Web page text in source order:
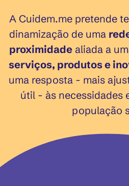
A Cuidem.me pretende
dinamização de uma
proximidade aliada a
serviços, produtos e
uma resposta - mais
útil - às necessidades
população